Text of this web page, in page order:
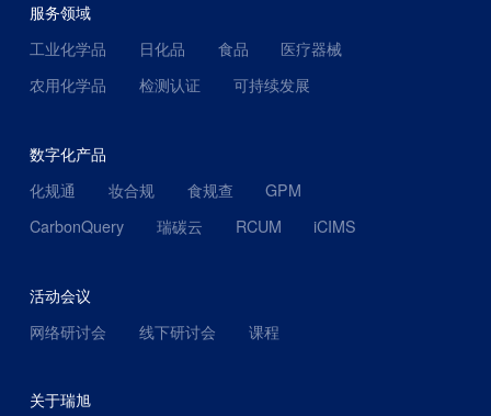
服务领域
工业化学品
日化品 食品
医疗器械
农用化学品
检测认证 可持续发展
数字化产品
化规通
妆合规 食规查
GPM
CarbonQuery
瑞碳云 RCUM iCIMS
活动会议
网络研讨会
线下研讨会 课程
关于瑞旭